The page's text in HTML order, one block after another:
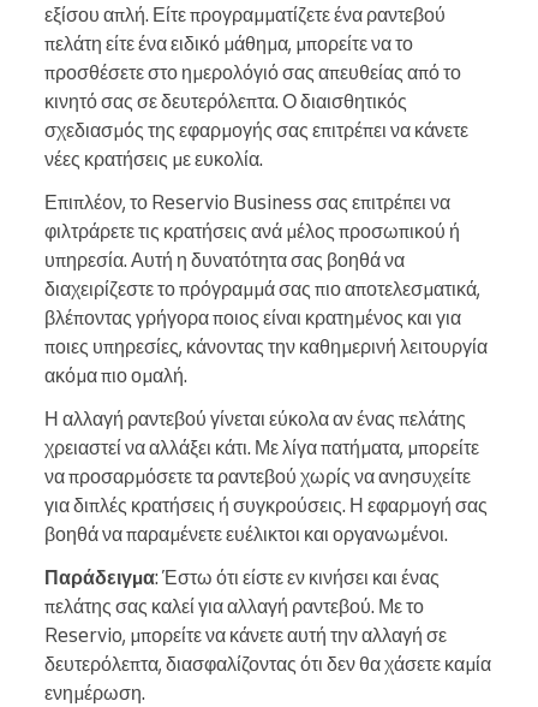
εξίσου απλή. Είτε προγραμματίζετε ένα ραντεβού
πελάτη είτε ένα ειδικό μάθημα, μπορείτε να το
προσθέσετε στο ημερολόγιό σας απευθείας από το
κινητό σας σε δευτερόλεπτα. Ο διαισθητικός
σχεδιασμός της εφαρμογής σας επιτρέπει να κάνετε
νέες κρατήσεις με ευκολία.
Επιπλέον, το Reservio Business σας επιτρέπει να
φιλτράρετε τις κρατήσεις ανά μέλος προσωπικού ή
υπηρεσία. Αυτή η δυνατότητα σας βοηθά να
διαχειρίζεστε το πρόγραμμά σας πιο αποτελεσματικά,
βλέποντας γρήγορα ποιος είναι κρατημένος και για
ποιες υπηρεσίες, κάνοντας την καθημερινή λειτουργία
ακόμα πιο ομαλή.
Η αλλαγή ραντεβού γίνεται εύκολα αν ένας πελάτης
χρειαστεί να αλλάξει κάτι. Με λίγα πατήματα, μπορείτε
να προσαρμόσετε τα ραντεβού χωρίς να ανησυχείτε
για διπλές κρατήσεις ή συγκρούσεις. Η εφαρμογή σας
βοηθά να παραμένετε ευέλικτοι και οργανωμένοι.
Παράδειγμα: Έστω ότι είστε εν κινήσει και ένας
πελάτης σας καλεί για αλλαγή ραντεβού. Με το
Reservio, μπορείτε να κάνετε αυτή την αλλαγή σε
δευτερόλεπτα, διασφαλίζοντας ότι δεν θα χάσετε καμία
ενημέρωση.